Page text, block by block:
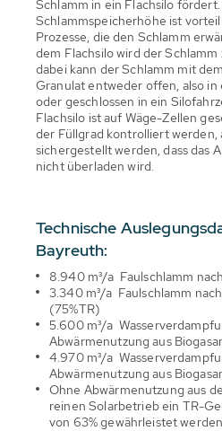
Schlamm in ein Flachsilo
Schlammspeicherhöhe ist
Prozesse, die den Schlamm
dem Flachsilo wird der
dabei kann der Schlamm mit
Granulat entweder offen, also
oder geschlossen in ein
Flachsilo ist auf Wäge-Zellen
der Füllgrad kontrolliert werden,
sichergestellt werden, dass das
nicht überladen wird.
Technische
Bayreuth:
8.940 m³/a Faulschlamm
3.340 m³/a Faulschlamm
(75%TR)
5.600 m³/a
Abwärmenutzung aus
4.970 m³/a
Abwärmenutzung aus
Ohne Abwärmenutzung aus
reinen Solarbetrieb ein TR-
von 63% gewährleistet